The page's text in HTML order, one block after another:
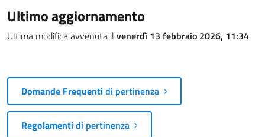
Ultimo aggiornamento
Ultima modifica avvenuta il venerdì 13 febbraio 2026, 11:34
Domande Frequentidi pertinenza
Regolamentidi pertinenza